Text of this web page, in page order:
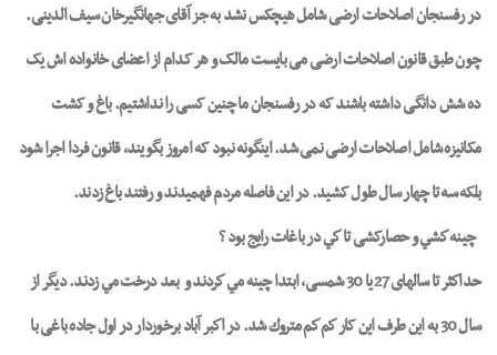
در رفسنجان اصلاحات ارضی شامل هیچکس نشد به جز آقای جهانگیرخان سیف الدینی.
چون طبق قانون اصلاحات ارضی می بایست مالک و هر کدام از اعضای خانواده اش یک
ده شش دانگی داشته باشند که در رفسنجان ما چنین کسی را نداشتیم. باغ و کشت
مکانیزه شامل اصلاحات ارضی نمی شد. اینگونه نبود که امروز بگویند، قانون فردا اجرا شود
بلکه سه تا چهار سال طول کشید. در این فاصله مردم فهمیدند و رفتند باغ زدند.
چينه كشي و حصارکشی تا كي در باغات رايج بود ؟
حداكثر تا سالهای 27 يا 30 شمسی، ابتدا چينه مي كردند و
بعد درخت مي زدند. ديگر از
سال 30 به اين طرف این کار كم كم متروك شد. در اكبر آباد برخوردار در اول جاده باغی با